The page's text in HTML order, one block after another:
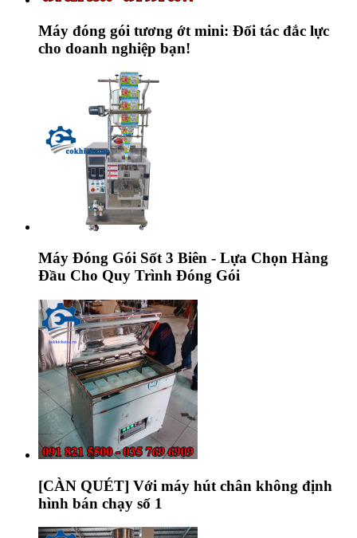
Máy đóng gói tương ớt mini: Đối tác đắc lực
cho doanh nghiệp bạn!
Máy Đóng Gói Sốt 3 Biên - Lựa Chọn Hàng
Đầu Cho Quy Trình Đóng Gói
[CÀN QUÉT] Với máy hút chân không định
hình bán chạy số 1